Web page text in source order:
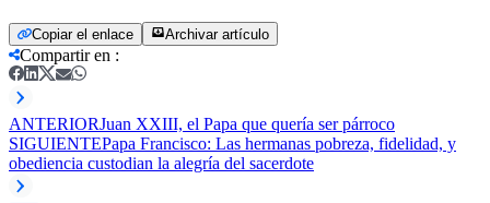
Copiar el enlace Archivar artículo
Compartir en :
ANTERIORJuan XXIII, el Papa que quería ser párroco
SIGUIENTEPapa Francisco: Las hermanas pobreza, fidelidad, y
obediencia custodian la alegría del sacerdote